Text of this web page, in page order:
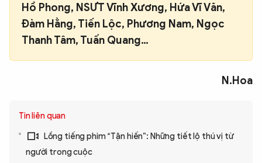
Hồ Phong, NSƯT Vĩnh Xương, Hứa Vĩ Văn,
Đàm Hằng, Tiến Lộc, Phương Nam, Ngọc
Thanh Tâm, Tuấn Quang…
N.Hoa
Tin liên quan
Lồng tiếng phim “Tận hiến”: Những tiết lộ thú vị từ
người trong cuộc